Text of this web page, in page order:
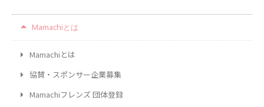
Mamachiとは
Mamachiとは
協賛・スポンサー企業募集
Mamachiフレンズ 団体登録